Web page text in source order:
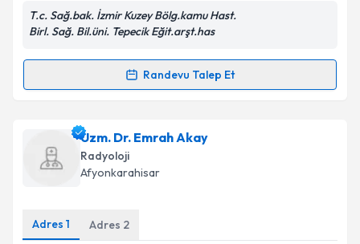
E-posta Adresiniz
Kişisel verilerimin işlenmesine ilişkinAydınlatma
Takvim Talebini Gönder
T.c. Sağ.bak. İzmir Kuzey Bölg.kamu Hast.
Birl. Sağ. Bil.üni. Tepecik Eğit.arşt.has
Randevu Talep Et
Randevu Takvimi Talebi
Uzm. Dr. Gül Çolakoğluiçin randevu takvimi talebi
oluşturun. Size bu uzmandan randevu almanız için bir
takvim hazırlandığında e-posta ile bilgilendireceğiz.
Uzm. Dr. Emrah Akay
Radyoloji
Afyonkarahisar
Adres 1 Adres 2